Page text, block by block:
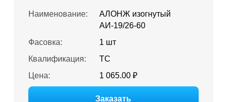
Наименование:
АЛОНЖ изогнутый
АИ-19/26-60
Фасовка:
1 шт
Квалификация:
ТС
Цена:
1 065.00 ₽
Заказать